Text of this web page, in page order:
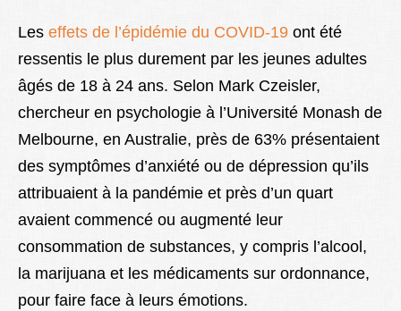
Les effets de l’épidémie du COVID-19 ont été
ressentis le plus durement par les jeunes adultes
âgés de 18 à 24 ans. Selon Mark Czeisler,
chercheur en psychologie à l’Université Monash de
Melbourne, en Australie, près de 63% présentaient
des symptômes d’anxiété ou de dépression qu’ils
attribuaient à la pandémie et près d’un quart
avaient commencé ou augmenté leur
consommation de substances, y compris l’alcool,
la marijuana et les médicaments sur ordonnance,
pour faire face à leurs émotions.